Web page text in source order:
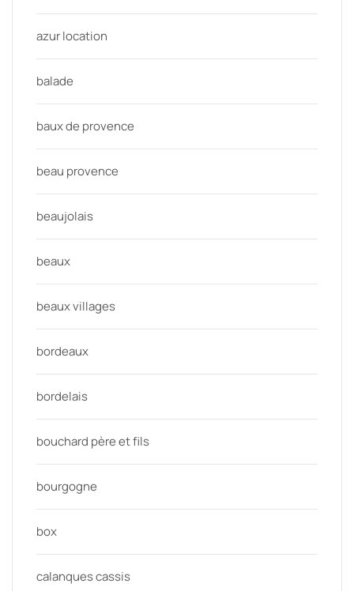
azur location
balade
baux de provence
beau provence
beaujolais
beaux
beaux villages
bordeaux
bordelais
bouchard père et fils
bourgogne
box
calanques cassis